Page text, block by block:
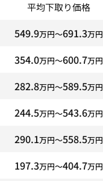
平均下取り価格
549.9万円〜691.3万円
354.0万円〜600.7万円
282.8万円〜589.5万円
244.5万円〜543.6万円
290.1万円〜558.5万円
197.3万円〜404.7万円